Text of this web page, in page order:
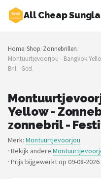
All Cheap
Zoeken
NAVIGATIE
Shop
Merken
Blog
Zonnebrillen
Baby zonnebrillen
Home/Shop/Zonnebrillen/
Montuurtjevoorjou - Bangkok
Bril - Geel
Yellow -
zonnebril -
Merk: Montuurtjevoorjou
· Bekijk andere
· Prijs bijgewerkt op 09-08-2026